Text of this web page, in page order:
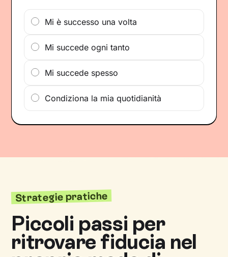
Mi è successo una volta
Mi succede ogni tanto
Mi succede spesso
Condiziona la mia quotidianità
Strategie pratiche
Piccoli passi per
ritrovare fiducia nel